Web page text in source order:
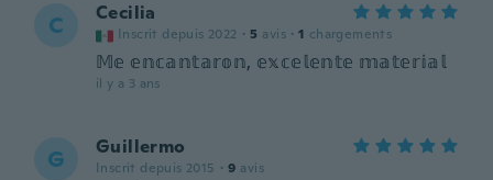
C Cecilia
Inscrit depuis 2022 · 5 avis · 1 chargements
𝕄𝕖 𝕖𝕟𝕔𝕒𝕟𝕥𝕒𝕣𝕠𝕟, 𝕖𝕩𝕔𝕖𝕝𝕖𝕟𝕥𝕖 𝕞𝕒𝕥𝕖𝕣𝕚𝕒𝕝
il y a 3 ans
G Guillermo
Inscrit depuis 2015 · 9 avis